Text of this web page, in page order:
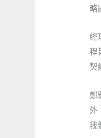
略
經
程
契
鄭
外
我